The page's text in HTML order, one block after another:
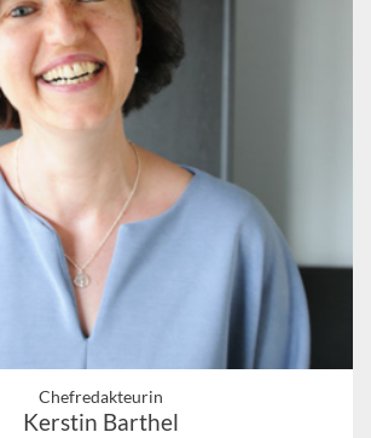
Chefredakteurin
Kerstin Barthel